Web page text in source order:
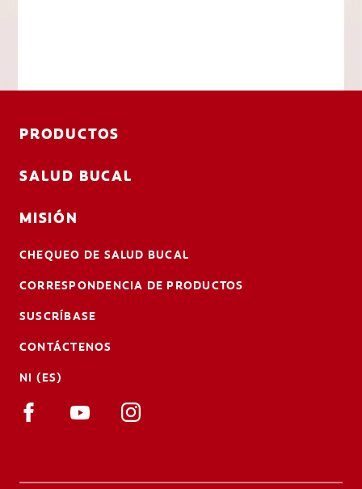
PRODUCTOS
SALUD BUCAL
MISIÓN
CHEQUEO DE SALUD BUCAL
CORRESPONDENCIA DE PRODUCTOS
SUSCRÍBASE
CONTÁCTENOS
NI (ES)